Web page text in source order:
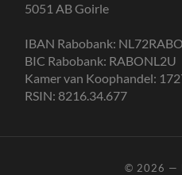
5051 AB Goirle
IBAN Rabobank:
BIC Rabobank: RABONL2U
Kamer van Koophandel:
RSIN: 8216.34.677
© 2026 —